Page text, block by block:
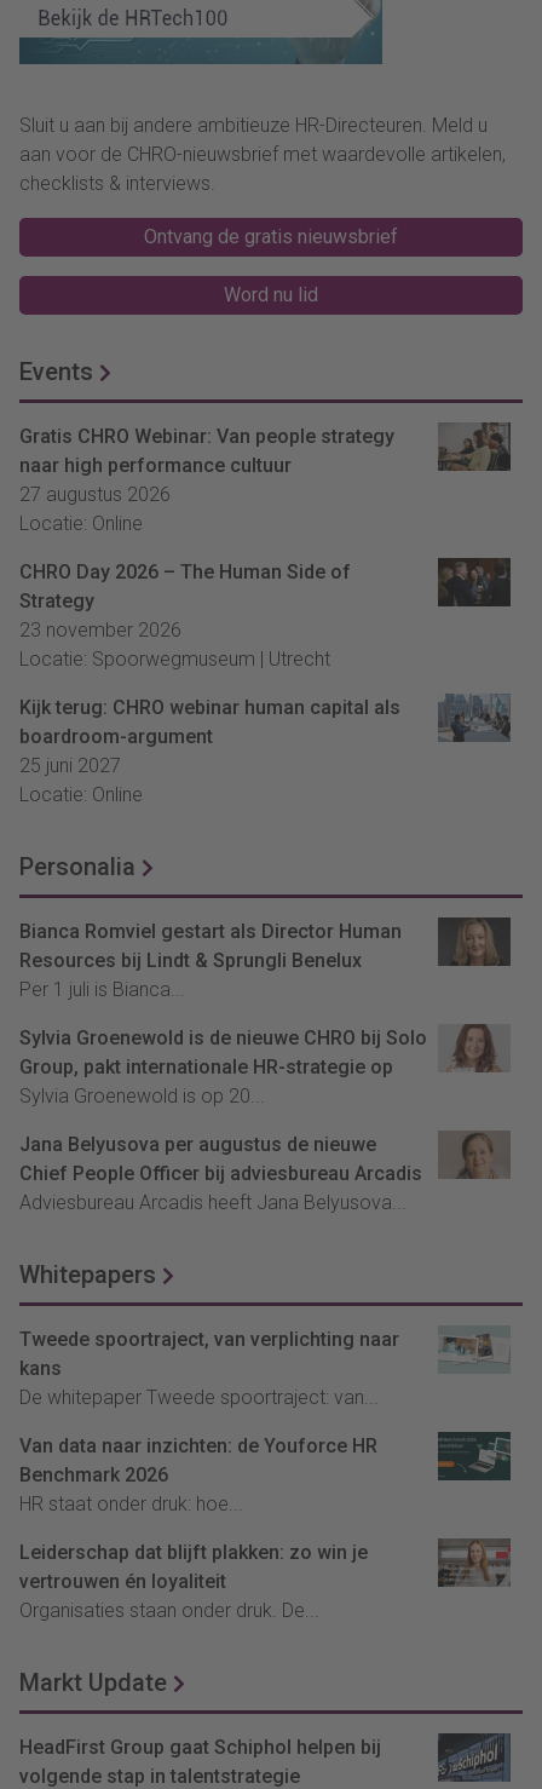
Sluit u aan bij andere ambitieuze HR-Directeuren. Meld u
aan voor de CHRO-nieuwsbrief met waardevolle artikelen,
checklists & interviews.
Ontvang de gratis nieuwsbrief
Word nu lid
Events
Gratis CHRO Webinar: Van people strategy
naar high performance cultuur
27 augustus 2026
Locatie: Online
CHRO Day 2026 – The Human Side of
Strategy
23 november 2026
Locatie: Spoorwegmuseum | Utrecht
Kijk terug: CHRO webinar human capital als
boardroom-argument
25 juni 2027
Locatie: Online
Personalia
Bianca Romviel gestart als Director Human
Resources bij Lindt & Sprungli Benelux
Per 1 juli is Bianca...
Sylvia Groenewold is de nieuwe CHRO bij Solo
Group, pakt internationale HR-strategie op
Sylvia Groenewold is op 20...
Jana Belyusova per augustus de nieuwe
Chief People Officer bij adviesbureau Arcadis
Adviesbureau Arcadis heeft Jana Belyusova...
Whitepapers
Tweede spoortraject, van verplichting naar
kans
De whitepaper Tweede spoortraject: van...
Van data naar inzichten: de Youforce HR
Benchmark 2026
HR staat onder druk: hoe...
Leiderschap dat blijft plakken: zo win je
vertrouwen én loyaliteit
Organisaties staan onder druk. De...
Markt Update
HeadFirst Group gaat Schiphol helpen bij
volgende stap in talentstrategie